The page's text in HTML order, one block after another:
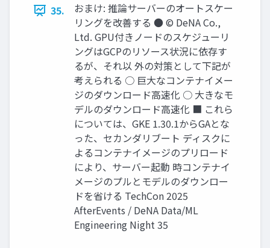
35.
おまけ: 推論サーバーのオートスケー
リングを改善する ● © DeNA Co.,
Ltd. GPU付きノードのスケジューリ
ングはGCPのリソース状況に依存す
るが、それ以 外の対策として下記が
考えられる ○ 巨大なコンテナイメー
ジのダウンロード高速化 ○ 大きなモ
デルのダウンロード高速化 ■ これら
については、GKE 1.30.1からGAとな
った、セカンダリブート ディスクに
よるコンテナイメージのプリロード
により、サーバー起動 時コンテナイ
メージのプルとモデルのダウンロー
ドを省ける TechCon 2025
AfterEvents / DeNA Data/ML
Engineering Night 35